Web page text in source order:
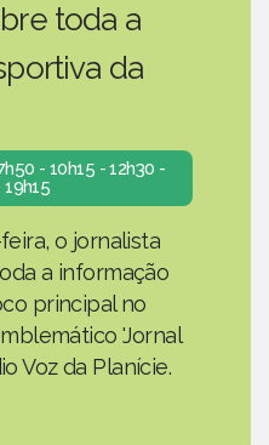
toda a
da
- 10h15 - 12h30 -
19h15
o jornalista
a informação
principal no
'Jornal
Voz da Planície.